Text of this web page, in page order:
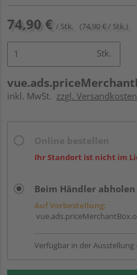
74,90 € / Stk. (74,90 € / Stk.)
Stk.
inkl. MwSt. zzgl.
Ihr Standort ist nicht im
Beim Händler abholen
Auf Vorbestellung:
Verfügbar in der Ausstellung